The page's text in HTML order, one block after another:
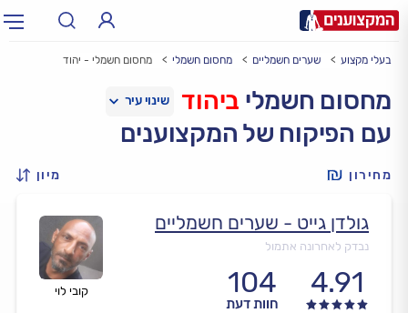
עירעיר: תל אביב, חיפה…
בעלי מקצוע שערים חשמליים מחסום חשמלי מחסום חשמלי - יהוד
מחסום חשמלי ביהוד
עם הפיקוח של המקצוענים
מחירון מיון
קובי לוי
גולדן גייט - שערים חשמליים
נבדק לאחרונה אתמול
4.91
104
חוות דעת